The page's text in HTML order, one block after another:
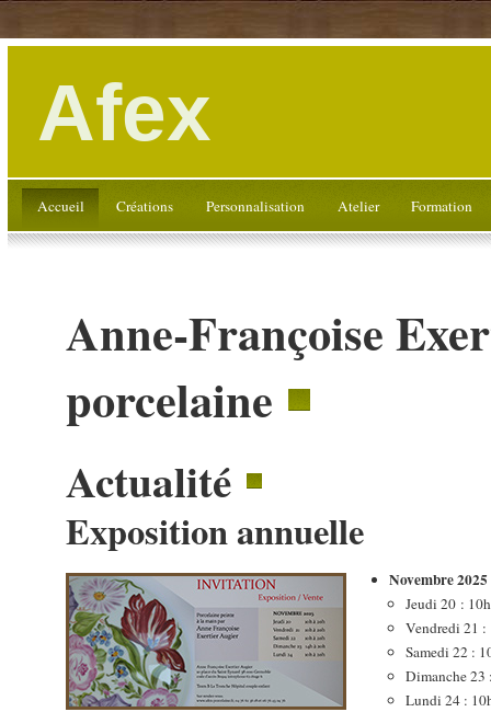
Afex
Accueil Créations Personnalisation Atelier Formation
Anne-Françoise
porcelaine
Actualité
Exposition annuelle
Novembre 2025
Jeudi 20 :
Vendredi 21
Samedi 22 :
Dimanche 23
Lundi 24 :